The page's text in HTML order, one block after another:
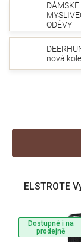
DÁMSKÉ
ODĚVY
nová
Dostupné i na
prodejně
ELSTROTE